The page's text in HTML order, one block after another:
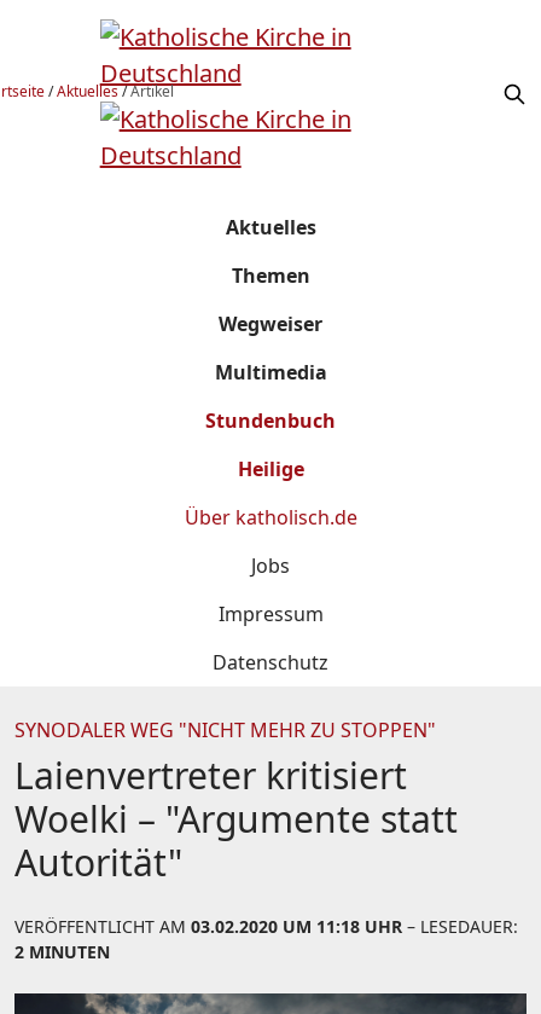
/Aktuelles/Artikel
Aktuelles
Themen
Wegweiser
Multimedia
Stundenbuch
Heilige
Über katholisch.de
Jobs
Impressum
Datenschutz
SYNODALER WEG "NICHT MEHR ZU STOPPEN"
Laienvertreter kritisiert
Woelki – "Argumente statt
Autorität"
VERÖFFENTLICHT AM 03.02.2020 UM 11:18 UHR – LESEDAUER:
2 MINUTEN